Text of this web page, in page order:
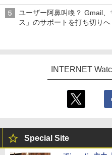
ユーザー阿鼻叫喚？ Gmail
ス」のサポートを打ち切りへ
INTERNET
Special Site